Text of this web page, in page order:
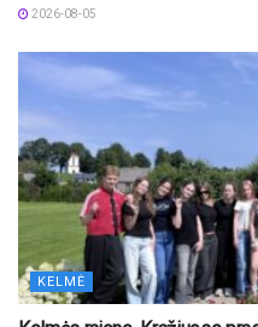
2026-08-05
KELMĖ